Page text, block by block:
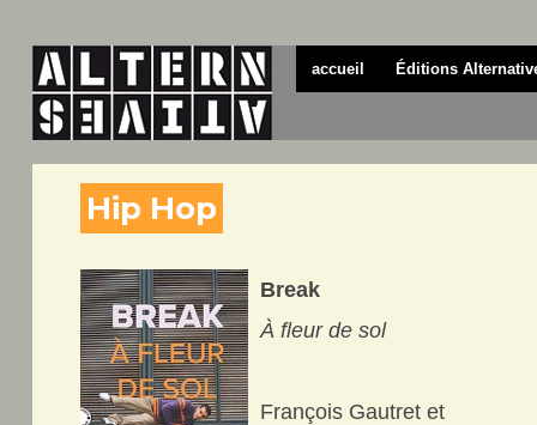
accueil Éditions
Hip Hop
Break
À fleur de sol
François Gautret et